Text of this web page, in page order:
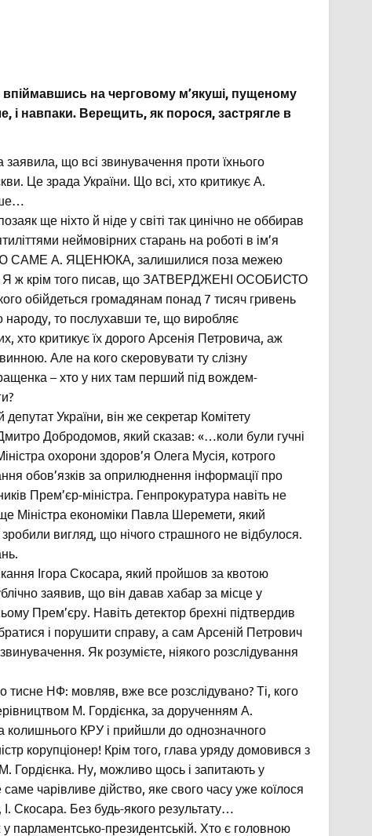
впіймавшись на черговому м’якуші, пущеному
і навпаки. Верещить, як порося, застрягле в
що всі звинувачення проти їхнього
Це зрада України. Що всі, хто критикує А.
ще ніхто й ніде у світі так цинічно не оббирав
неймовірних старань на роботі в ім’я
САМЕ А. ЯЦЕНЮКА, залишилися поза межею
Я ж крім того писав, що ЗАТВЕРДЖЕНІ ОСОБИСТО
обійдеться громадянам понад 7 тисяч гривень
народу, то послухавши те, що виробляє
критикує їх дорого Арсенія Петровича, аж
Але на кого скеровувати ту слізну
– хто у них там перший під вождем-
України, він же секретар Комітету
Дмитро Добродомов, який сказав: «…коли були гучні
охорони здоров’я Олега Мусія, котрого
обов’язків за оприлюднення інформації про
Прем’єр-міністра. Генпрокуратура навіть не
Міністра економіки Павла Шеремети, який
вигляд, що нічого страшного не відбулося.
Ігора Скосара, який пройшов за квотою
заявив, що він давав хабар за місце у
Прем’єру. Навіть детектор брехні підтвердив
і порушити справу, а сам Арсеній Петрович
Як розумієте, ніякого розслідування
НФ: мовляв, вже все розслідувано? Ті, кого
М. Гордієнка, за дорученням А.
колишнього КРУ і прийшли до однозначного
корупціонер! Крім того, глава уряду домовився з
Гордієнка. Ну, можливо щось і запитають у
чарівливе дійство, яке свого часу уже коїлося
Скосара. Без будь-якого результату…
парламентсько-президентській. Хто є головною